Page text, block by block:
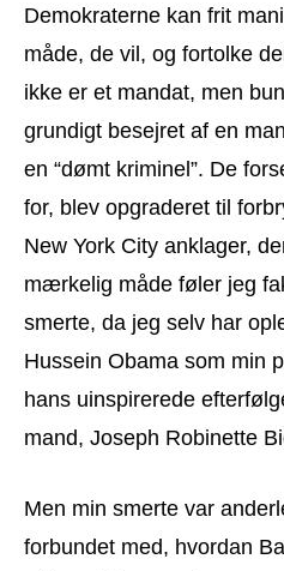
Demokraterne kan frit
måde, de vil, og fortolke
ikke er et mandat, men
grundigt besejret af en
en “dømt kriminel”. De
for, blev opgraderet til
New York City anklager,
mærkelig måde føler jeg
smerte, da jeg selv har
Hussein Obama som min
hans uinspirerede
mand, Joseph Robinette
Men min smerte var
forbundet med, hvordan